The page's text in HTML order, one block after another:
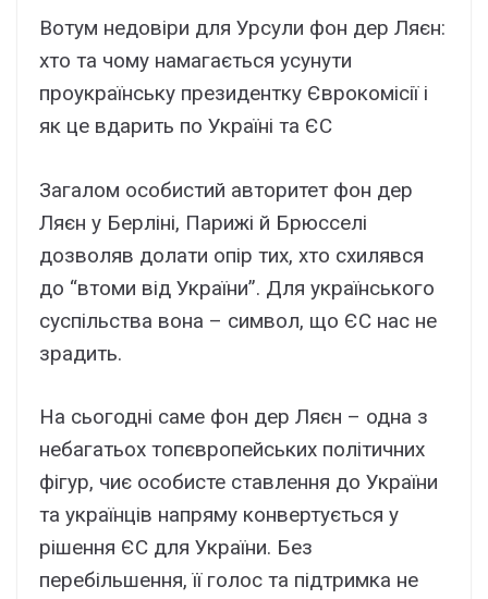
Вотум недовіри для Урсули фон дер Ляєн:
хто та чому намагається усунути
проукраїнську президентку Єврокомісії і
як це вдарить по Україні та ЄС
Загалом особистий авторитет фон дер
Ляєн у Берліні, Парижі й Брюсселі
дозволяв долати опір тих, хто схилявся
до “втоми від України”. Для українського
суспільства вона – символ, що ЄС нас не
зрадить.
На сьогодні саме фон дер Ляєн – одна з
небагатьох топєвропейських політичних
фігур, чиє особисте ставлення до України
та українців напряму конвертується у
рішення ЄС для України. Без
перебільшення, її голос та підтримка не